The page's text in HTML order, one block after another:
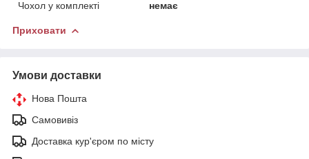
Чохол у комплекті немає
Приховати
Умови доставки
Нова Пошта
Самовивіз
Доставка кур'єром по місту